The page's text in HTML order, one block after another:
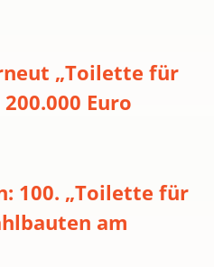
„Toilette für
Euro
100. „Toilette für
am